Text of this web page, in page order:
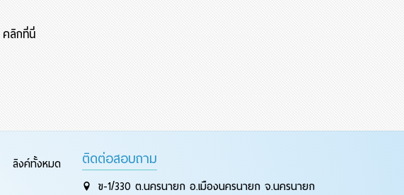
คลิกที่นี่
ลิงค์ทั้งหมด ติดต่อสอบถาม
ข-1/330 ต.นครนายก อ.เมืองนครนายก จ.นครนายก